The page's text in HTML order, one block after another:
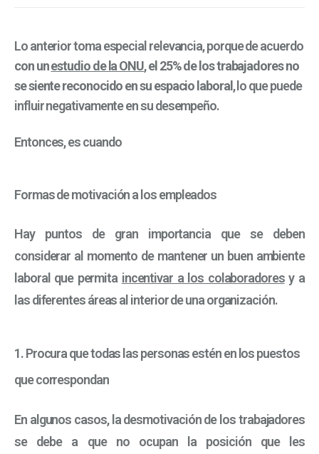
Lo anterior toma especial relevancia, porque de acuerdo
con unestudio de la ONU,el 25% de los trabajadores no
se siente reconocido en su espacio laboral, lo que puede
influir negativamente en su desempeño.
Entonces, es cuando
Formas de motivación a los empleados
Hay puntos de gran importancia que se deben
considerar al momento de mantener un buen ambiente
laboral que permita incentivar a los colaboradoresy a
las diferentes áreas al interior de una organización.
1. Procura que todas las personas estén en los puestos
que correspondan
En algunos casos, la desmotivación de los trabajadores
se debe a que no ocupan la posición que les